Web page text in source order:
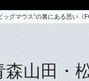
グマウス”の裏にある思い《
山田・